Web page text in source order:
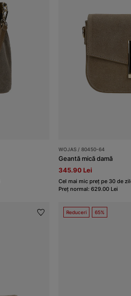
WOJAS / 80450-64
Geantă mică damă
345.90 Lei
Cel mai mic preț pe 30 de
Preț normal: 629.00 Lei
Reduceri 65%